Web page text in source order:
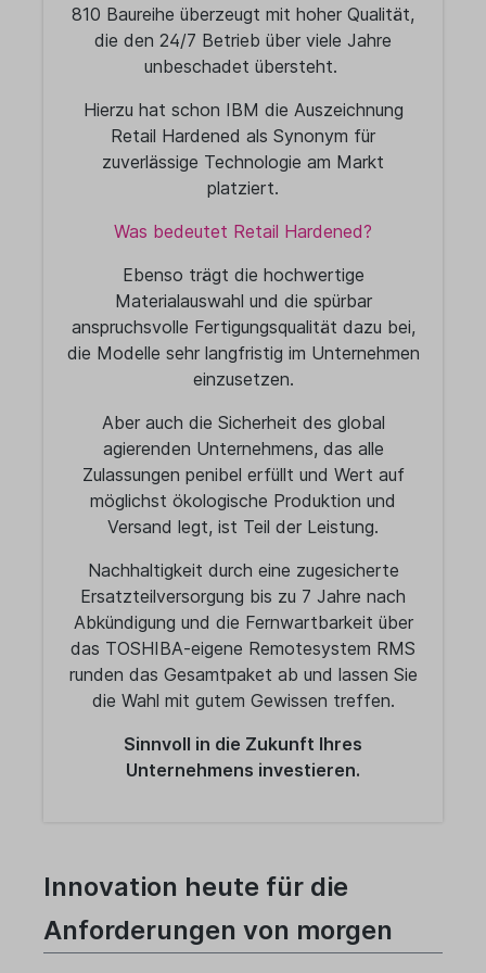
810 Baureihe überzeugt mit hoher Qualität,
die den 24/7 Betrieb über viele Jahre
unbeschadet übersteht.
Hierzu hat schon IBM die Auszeichnung
Retail Hardened als Synonym für
zuverlässige Technologie am Markt
platziert.
Was bedeutet Retail Hardened?
Ebenso trägt die hochwertige
Materialauswahl und die spürbar
anspruchsvolle Fertigungsqualität dazu bei,
die Modelle sehr langfristig im Unternehmen
einzusetzen.
Aber auch die Sicherheit des global
agierenden Unternehmens, das alle
Zulassungen penibel erfüllt und Wert auf
möglichst ökologische Produktion und
Versand legt, ist Teil der Leistung.
Nachhaltigkeit durch eine zugesicherte
Ersatzteilversorgung bis zu 7 Jahre nach
Abkündigung und die Fernwartbarkeit über
das TOSHIBA-eigene Remotesystem RMS
runden das Gesamtpaket ab und lassen Sie
die Wahl mit gutem Gewissen treffen.
Sinnvoll in die Zukunft Ihres
Unternehmens investieren.
Innovation heute für die
Anforderungen von morgen